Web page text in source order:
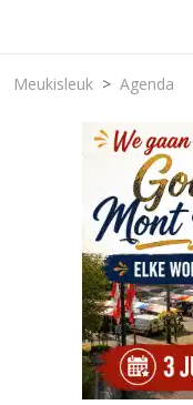
Meukisleuk Agenda